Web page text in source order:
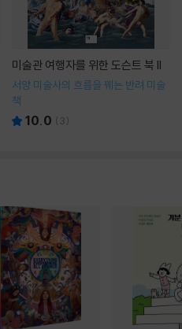
미술관 여행자를 위한 도슨트 북 II
서양 미술사의 흐름을 꿰는 반려 미술
책
10.0 ( 3)